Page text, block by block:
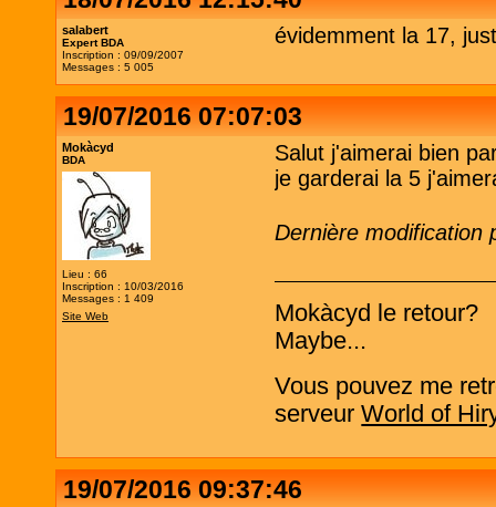
salabert
Expert BDA
Inscription : 09/09/2007
Messages : 5 005
évidemment la 17,
19/07/2016 07:07:03
Mokàcyd
BDA
Lieu : 66
Inscription : 10/03/2016
Messages : 1 409
Site Web
Salut j'aimerai bien
je garderai la 5
Dernière modification
Mokàcyd le retour?
Maybe...
Vous pouvez me
serveurWorld of
19/07/2016 09:37:46